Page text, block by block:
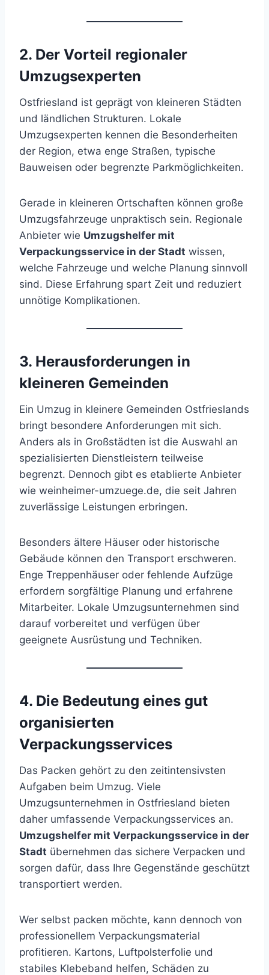
2. Der Vorteil regionaler
Umzugsexperten
Ostfriesland ist geprägt von kleineren Städten
und ländlichen Strukturen. Lokale
Umzugsexperten kennen die Besonderheiten
der Region, etwa enge Straßen, typische
Bauweisen oder begrenzte Parkmöglichkeiten.
Gerade in kleineren Ortschaften können große
Umzugsfahrzeuge unpraktisch sein. Regionale
Anbieter wie Umzugshelfer mit
Verpackungsservice in der Stadt wissen,
welche Fahrzeuge und welche Planung sinnvoll
sind. Diese Erfahrung spart Zeit und reduziert
unnötige Komplikationen.
3. Herausforderungen in
kleineren Gemeinden
Ein Umzug in kleinere Gemeinden Ostfrieslands
bringt besondere Anforderungen mit sich.
Anders als in Großstädten ist die Auswahl an
spezialisierten Dienstleistern teilweise
begrenzt. Dennoch gibt es etablierte Anbieter
wie weinheimer-umzuege.de, die seit Jahren
zuverlässige Leistungen erbringen.
Besonders ältere Häuser oder historische
Gebäude können den Transport erschweren.
Enge Treppenhäuser oder fehlende Aufzüge
erfordern sorgfältige Planung und erfahrene
Mitarbeiter. Lokale Umzugsunternehmen sind
darauf vorbereitet und verfügen über
geeignete Ausrüstung und Techniken.
4. Die Bedeutung eines gut
organisierten
Verpackungsservices
Das Packen gehört zu den zeitintensivsten
Aufgaben beim Umzug. Viele
Umzugsunternehmen in Ostfriesland bieten
daher umfassende Verpackungsservices an.
Umzugshelfer mit Verpackungsservice in der
Stadt übernehmen das sichere Verpacken und
sorgen dafür, dass Ihre Gegenstände geschützt
transportiert werden.
Wer selbst packen möchte, kann dennoch von
professionellem Verpackungsmaterial
profitieren. Kartons, Luftpolsterfolie und
stabiles Klebeband helfen, Schäden zu